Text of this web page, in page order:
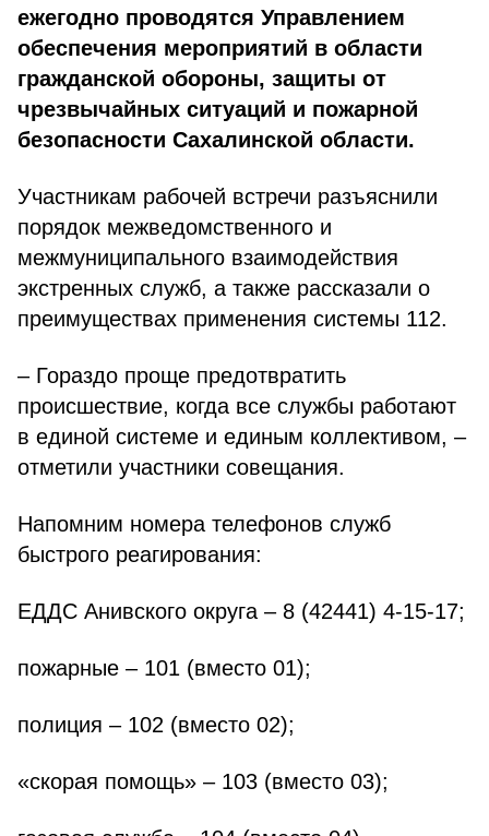
ежегодно проводятся Управлением
обеспечения мероприятий в области
гражданской обороны, защиты от
чрезвычайных ситуаций и пожарной
безопасности Сахалинской области.
Участникам рабочей встречи разъяснили
порядок межведомственного и
межмуниципального взаимодействия
экстренных служб, а также рассказали о
преимуществах применения системы 112.
– Гораздо проще предотвратить
происшествие, когда все службы работают
в единой системе и единым коллективом, –
отметили участники совещания.
Напомним номера телефонов служб
быстрого реагирования:
ЕДДС Анивского округа – 8 (42441) 4-15-17;
пожарные – 101 (вместо 01);
полиция – 102 (вместо 02);
«скорая помощь» – 103 (вместо 03);